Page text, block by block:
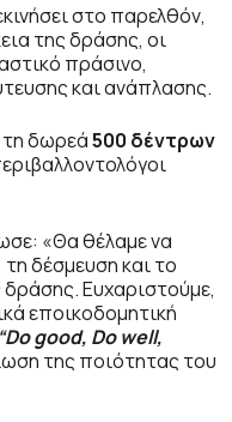
στο παρελθόν,
της δράσης, οι
πράσινο,
και ανάπλασης.
τη δωρεά500 δέντρων
«Θα θέλαμε να
δέσμευση και το
Ευχαριστούμε,
εποικοδομητική
“Dogood, Do well,
της ποιότητας του